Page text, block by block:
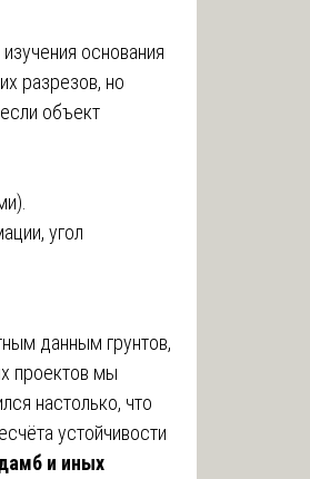
основания
разрезов, но
объект
угол
данным грунтов,
проектов мы
настолько, что
устойчивости
и иных